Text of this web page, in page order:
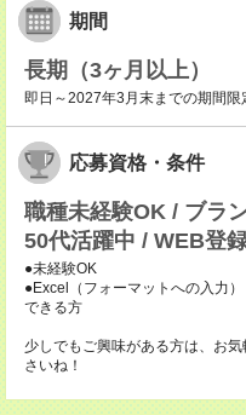
期間
長期（3ヶ月以上）
即日～2027年3月末までの期間限
応募資格・条件
職種未経験OK / ブラ
50代活躍中 / WEB登
●未経験OK
●Excel（フォーマットへの入力
できる方
少しでもご興味がある方は、お
さいね！